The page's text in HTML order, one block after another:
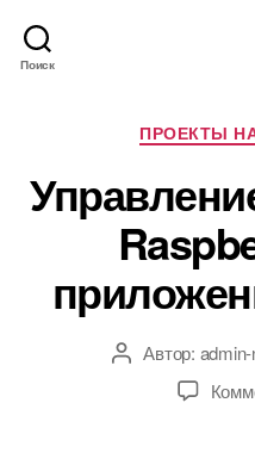
Поиск
ПРОЕКТЫ НА
А Автор: